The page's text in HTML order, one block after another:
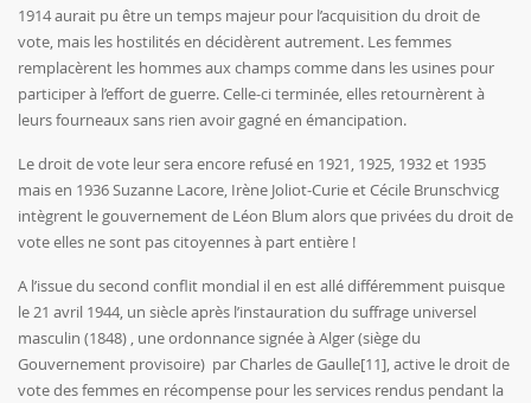
1914 aurait pu être un temps majeur pour l’acquisition du droit de
vote, mais les hostilités en décidèrent autrement. Les femmes
remplacèrent les hommes aux champs comme dans les usines pour
participer à l’effort de guerre. Celle-ci terminée, elles retournèrent à
leurs fourneaux sans rien avoir gagné en émancipation.
Le droit de vote leur sera encore refusé en 1921, 1925, 1932 et 1935
mais en 1936 Suzanne Lacore, Irène Joliot-Curie et Cécile Brunschvicg
intègrent le gouvernement de Léon Blum alors que privées du droit de
vote elles ne sont pas citoyennes à part entière !
A l’issue du second conflit mondial il en est allé différemment puisque
le 21 avril 1944, un siècle après l’instauration du suffrage universel
masculin (1848) , une ordonnance signée à Alger (siège du
Gouvernement provisoire) par Charles de Gaulle[11], active le droit de
vote des femmes en récompense pour les services rendus pendant la